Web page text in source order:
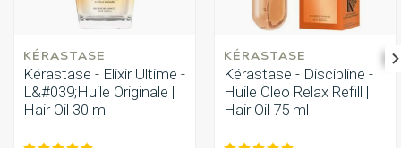
KÉRASTASE
Kérastase - Elixir Ultime -
L&#039;Huile Originale |
Hair Oil 30 ml
KÉRASTASE
Kérastase - Discipline -
Huile Oleo Relax Refill |
Hair Oil 75 ml